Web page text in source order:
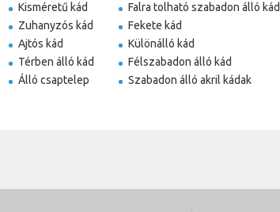
Kisméretű kád
Zuhanyzós kád
Ajtós kád
Térben álló kád
Álló csaptelep
Falra tolható szabadon álló kád
Fekete kád
Különálló kád
Félszabadon álló kád
Szabadon álló akril kádak